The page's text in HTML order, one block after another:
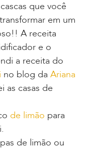
que você
em um
A receita
e o
a receita do
no blog da Ariana
as casas de
de limão para
de limão ou